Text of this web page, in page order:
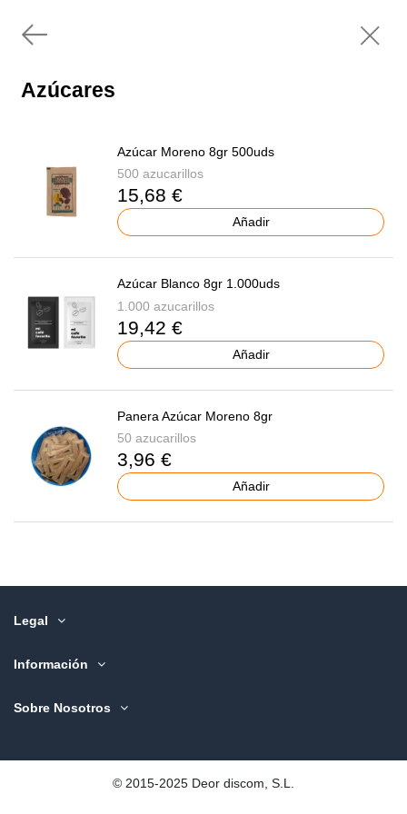
Azúcares
Azúcar Moreno 8gr 500uds
500 azucarillos
15,68 €
Añadir
Azúcar Blanco 8gr 1.000uds
1.000 azucarillos
19,42 €
Añadir
Panera Azúcar Moreno 8gr
50 azucarillos
3,96 €
Añadir
Legal
Información
Sobre Nosotros
©️ 2015-2025 Deor discom, S.L.